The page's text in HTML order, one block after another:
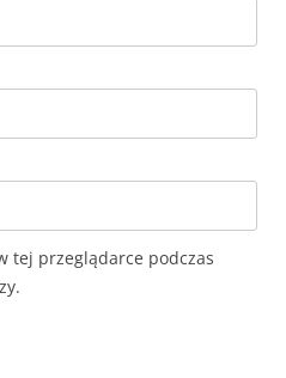
tej przeglądarce podczas